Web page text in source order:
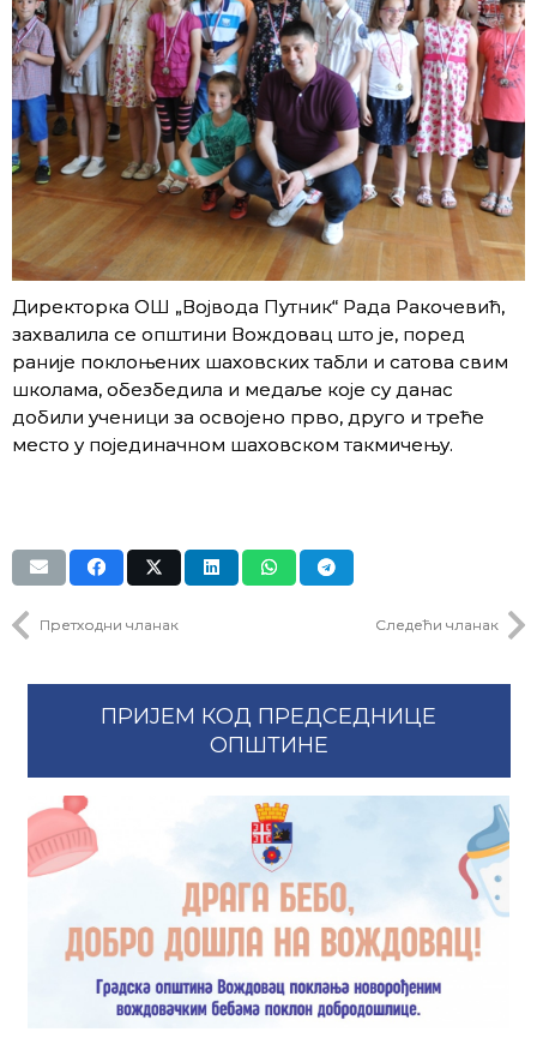
Директорка ОШ „Војвода Путник“ Рада Ракочевић,
захвалила се општини Вождовац што је, поред
раније поклоњених шаховских табли и сатова свим
школама, обезбедила и медаље које су данас
добили ученици за освојено прво, друго и треће
место у појединачном шаховском такмичењу.
Претходни чланак Следећи чланак
ПРИЈЕМ КОД ПРЕДСЕДНИЦЕ
ОПШТИНЕ